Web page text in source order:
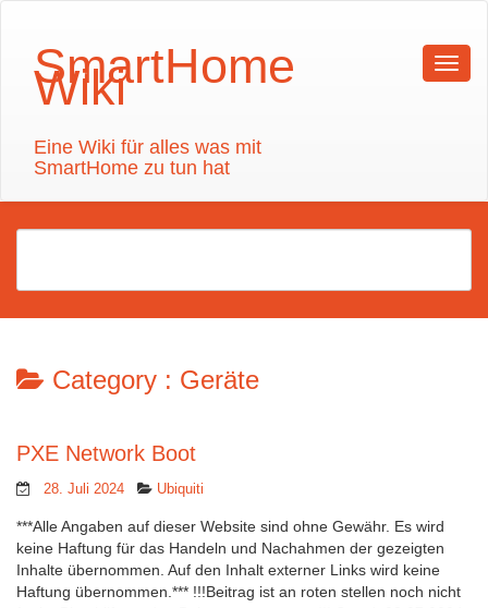
SmartHome
Wiki
Eine Wiki für alles was mit
SmartHome zu tun hat
Category : Geräte
PXE Network Boot
28. Juli 2024 Ubiquiti
***Alle Angaben auf dieser Website sind ohne Gewähr. Es wird
keine Haftung für das Handeln und Nachahmen der gezeigten
Inhalte übernommen. Auf den Inhalt externer Links wird keine
Haftung übernommen.*** !!!Beitrag ist an roten stellen noch nicht